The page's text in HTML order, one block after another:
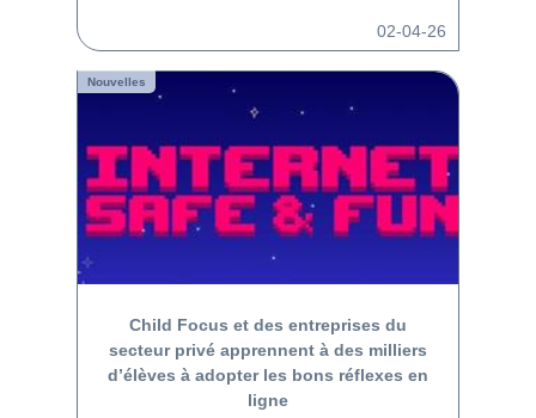
02-04-26
Nouvelles
Child Focus et des entreprises du
secteur privé apprennent à des milliers
d’élèves à adopter les bons réflexes en
ligne